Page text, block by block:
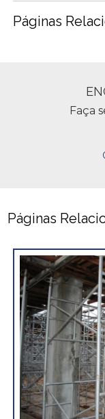
Páginas
Faça
Páginas